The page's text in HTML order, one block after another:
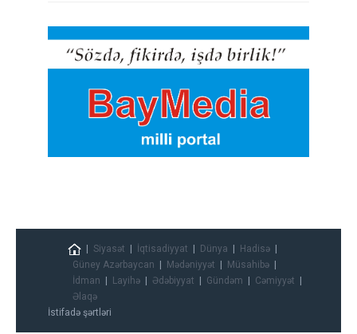
Siyasət İqtisadiyyat Dünya
Hadisə
Güney Azərbaycan
Mədəniyyət
Müsahibə
İdman
Layihə Ədəbiyyat Gündəm
Cəmiyyət
Əlaqə
İstifadə şərtləri